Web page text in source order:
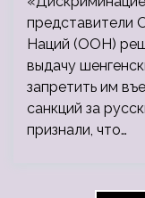
представители
Наций (ООН)
выдачу
запретить им
санкций за
признали, что…